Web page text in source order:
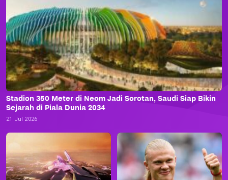
Stadion 350 Meter di Neom Jadi Sorotan, Saudi Siap Bikin
Sejarah di Piala Dunia 2034
21 Jul 2026